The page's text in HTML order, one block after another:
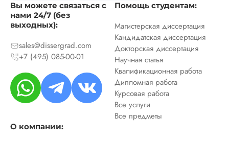
Вы можете связаться с
нами 24/7 (без
выходных):
sales@dissergrad.com
+7 (495) 085-00-01
Помощь студентам:
Магистерская диссертация
Кандидатская диссертация
Докторская диссертация
Научная статья
Квалификационная работа
Дипломная работа
Курсовая работа
Все услуги
Все предметы
О компании: